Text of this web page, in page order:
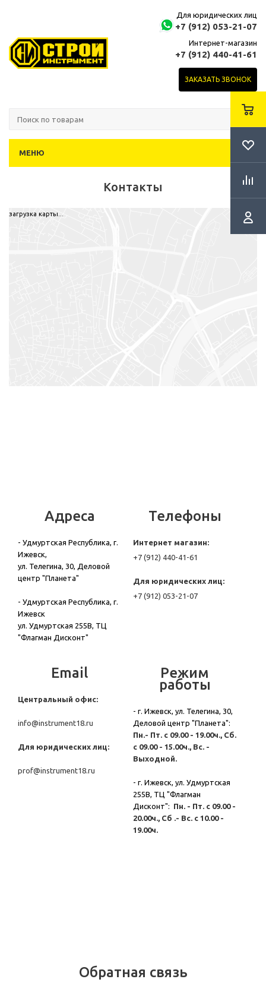
Для юридических лиц
+7 (912) 053-21-07
Интернет-магазин
+7 (912) 440-41-61
ЗАКАЗАТЬ ЗВОНОК
МЕНЮ
Контакты
загрузка карты...
Адреса
- Удмуртская Республика, г.
Ижевск,
ул. Телегина, 30, Деловой
центр "Планета"
- Удмуртская Республика, г.
Ижевск
ул. Удмуртская 255В, ТЦ
"Флагман Дисконт"
Телефоны
Интернет магазин:
+7 (912) 440-41-61
Для юридических лиц:
+7 (912) 053-21-07
Email
Центральный офис:
info@instrument18.ru
Для юридических лиц:
prof@instrument18.ru
Режим
работы
- г. Ижевск, ул. Телегина, 30,
Деловой центр "Планета":
Пн.- Пт. с 09.00 - 19.00ч., Сб.
с 09.00 - 15.00ч., Вс. -
Выходной.
- г. Ижевск, ул. Удмуртская
255В, ТЦ "Флагман
Дисконт": Пн. - Пт. с 09.00 -
20.00ч., Сб .- Вс. с 10.00 -
19.00ч.
Обратная связь